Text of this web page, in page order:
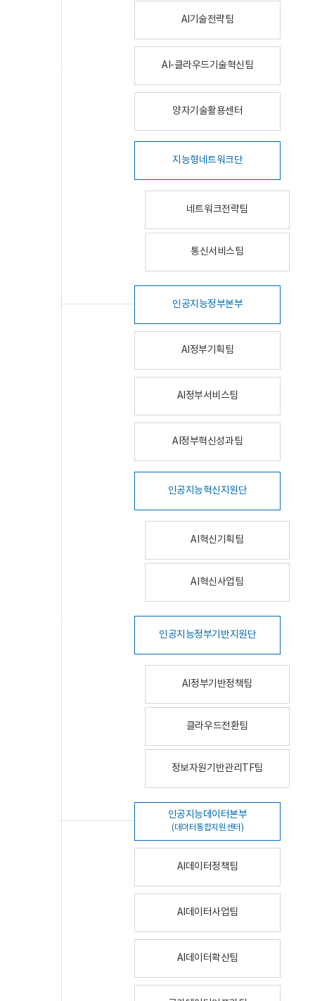
AI기술전략팀
AI-클라우드기술혁신팀
양자기술활용센터
지능형네트워크단
네트워크전략팀
통신서비스팀
인공지능정부본부
AI정부기획팀
AI정부서비스팀
AI정부혁신성과팀
인공지능혁신지원단
AI혁신기획팀
AI혁신사업팀
인공지능정부기반지원단
AI정부기반정책팀
클라우드전환팀
정보자원기반관리TF팀
인공지능데이터본부
(데이터통합지원센터)
AI데이터정책팀
AI데이터사업팀
AI데이터확산팀